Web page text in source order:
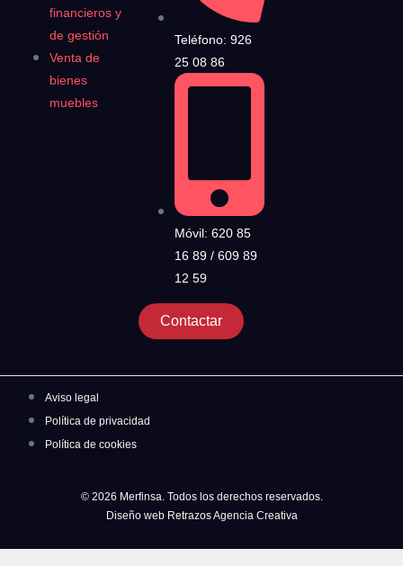
financieros y
de gestión
Venta de
bienes
muebles
Teléfono: 926
25 08 86
Móvil: 620 85
16 89 / 609 89
12 59
Contactar
Aviso legal
Política de privacidad
Política de cookies
© 2026 Merfinsa. Todos los derechos reservados.
Diseño web Retrazos Agencia Creativa